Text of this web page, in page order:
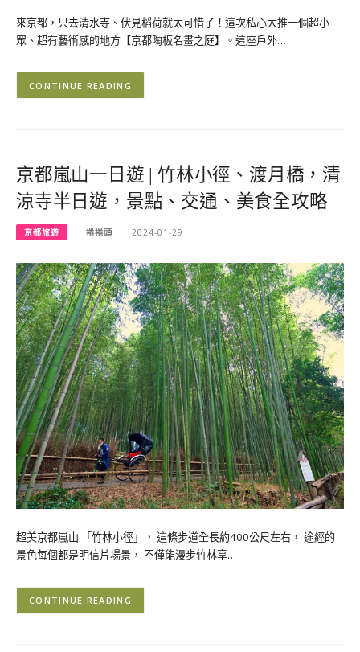
來京都，只去清水寺、伏見稻荷就太可惜了！這次私心大推一個超小
眾、超有藝術感的地方【京都陶板名畫之庭】。這座戶外…
CONTINUE READING
京都嵐山一日遊 | 竹林小徑、渡月橋，清
涼寺半日遊，景點、交通、美食全攻略
京都旅遊 捲捲頭 2024-01-29
超美京都嵐山 「竹林小徑」， 這條步道全長約400公尺左右， 途經的
景色每個都是明信片場景， 不僅能漫步竹林享…
CONTINUE READING